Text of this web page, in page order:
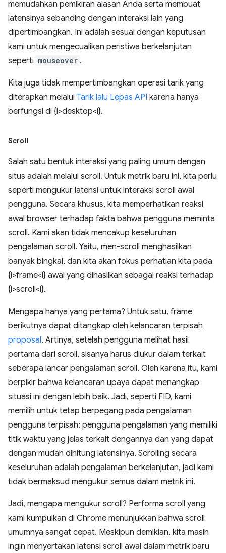
memudahkan pemikiran alasan Anda serta membuat
latensinya sebanding dengan interaksi lain yang
dipertimbangkan. Ini adalah sesuai dengan keputusan
kami untuk mengecualikan peristiwa berkelanjutan
seperti mouseover .
Kita juga tidak mempertimbangkan operasi tarik yang
diterapkan melalui Tarik lalu Lepas API karena hanya
berfungsi di {i>desktop<i}.
Scroll
Salah satu bentuk interaksi yang paling umum dengan
situs adalah melalui scroll. Untuk metrik baru ini, kita perlu
seperti mengukur latensi untuk interaksi scroll awal
pengguna. Secara khusus, kita memperhatikan reaksi
awal browser terhadap fakta bahwa pengguna meminta
scroll. Kami akan tidak mencakup keseluruhan
pengalaman scroll. Yaitu, men-scroll menghasilkan
banyak bingkai, dan kita akan fokus perhatian kita pada
{i>frame<i} awal yang dihasilkan sebagai reaksi terhadap
{i>scroll<i}.
Mengapa hanya yang pertama? Untuk satu, frame
berikutnya dapat ditangkap oleh kelancaran terpisah
proposal. Artinya, setelah pengguna melihat hasil
pertama dari scroll, sisanya harus diukur dalam terkait
seberapa lancar pengalaman scroll. Oleh karena itu, kami
berpikir bahwa kelancaran upaya dapat menangkap
situasi ini dengan lebih baik. Jadi, seperti FID, kami
memilih untuk tetap berpegang pada pengalaman
pengguna terpisah: pengguna pengalaman yang memiliki
titik waktu yang jelas terkait dengannya dan yang dapat
dengan mudah dihitung latensinya. Scrolling secara
keseluruhan adalah pengalaman berkelanjutan, jadi kami
tidak bermaksud mengukur semua dalam metrik ini.
Jadi, mengapa mengukur scroll? Performa scroll yang
kami kumpulkan di Chrome menunjukkan bahwa scroll
umumnya sangat cepat. Meskipun demikian, kita masih
ingin menyertakan latensi scroll awal dalam metrik baru